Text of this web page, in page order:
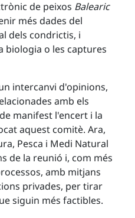
de peixos Balearic
més dades del
dels condrictis, i
biologia o les captures
intercanvi d'opinions,
amb els
manifest l'encert i la
aquest comitè. Ara,
Pesca i Medi Natural
de la reunió i, com més
amb mitjans
privades, per tirar
siguin més factibles.